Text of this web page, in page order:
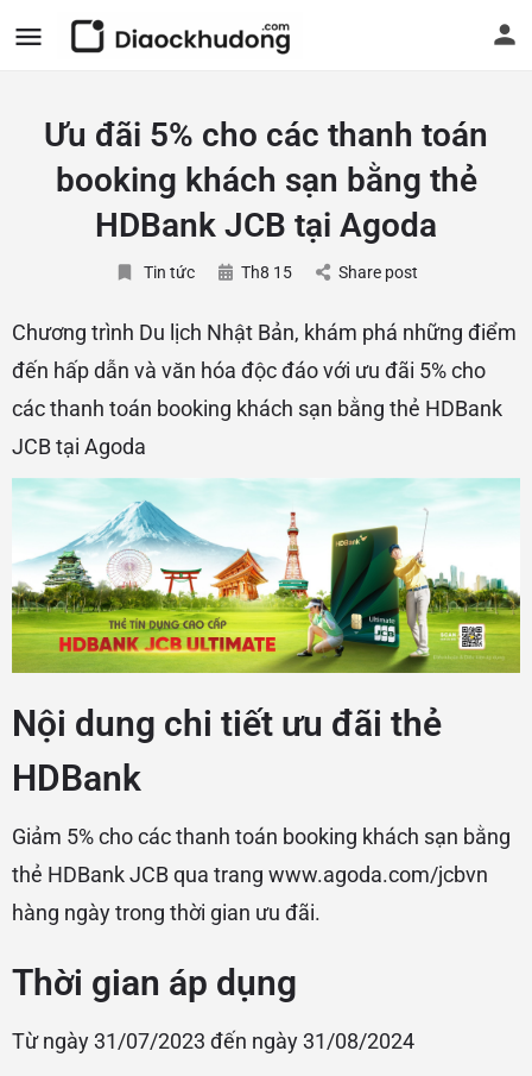
Ưu đãi 5% cho các thanh toán
booking khách sạn bằng thẻ
HDBank JCB tại Agoda
Tin tức Th8 15 Share post
Chương trình Du lịch Nhật Bản, khám phá những điểm
đến hấp dẫn và văn hóa độc đáo với ưu đãi 5% cho
các thanh toán booking khách sạn bằng thẻ HDBank
JCB tại Agoda
Nội dung chi tiết ưu đãi thẻ
HDBank
Giảm 5% cho các thanh toán booking khách sạn bằng
thẻ HDBank JCB qua trang www.agoda.com/jcbvn
hàng ngày trong thời gian ưu đãi.
Thời gian áp dụng
Từ ngày 31/07/2023 đến ngày 31/08/2024